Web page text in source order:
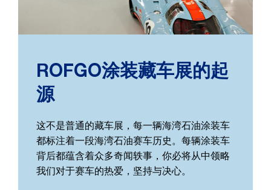
ROFGO涂装藏车展的起
源
这不是普通的藏车展，每一辆海湾石油涂装车
都标注着一段海湾石油赛车历史。每辆涂装车
背后都蕴含着众多奇闻轶事，你必将从中领略
我们对于赛车的热爱，坚持与决心。